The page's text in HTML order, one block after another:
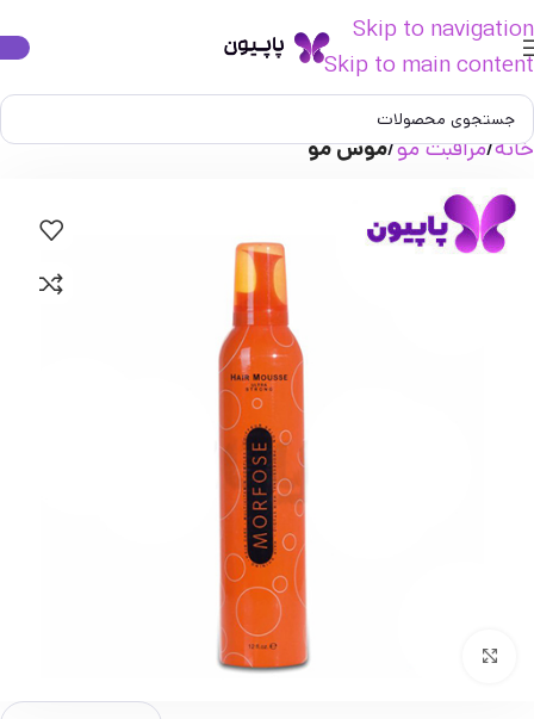
Skip to navigation
Skip to main content
خانه مراقبت مو موس مو